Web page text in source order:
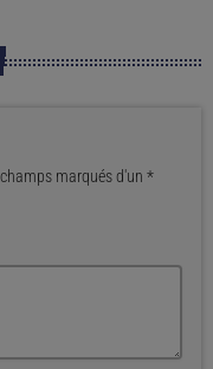
marqués d'un *